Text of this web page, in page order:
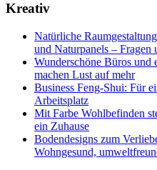
Kreativ
Natürliche
und Naturpanels – Fragen
Wunderschöne Büros und
machen Lust auf mehr
Business Feng-Shui: Für
Arbeitsplatz
Mit Farbe Wohlbefinden
ein Zuhause
Bodendesigns zum
Wohngesund,